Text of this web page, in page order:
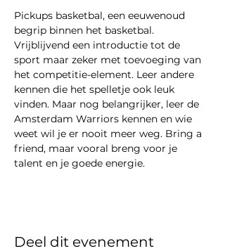
Pickups basketbal, een eeuwenoud
begrip binnen het basketbal.
Vrijblijvend een introductie tot de
sport maar zeker met toevoeging van
het competitie-element. Leer andere
kennen die het spelletje ook leuk
vinden. Maar nog belangrijker, leer de
Amsterdam Warriors kennen en wie
weet wil je er nooit meer weg. Bring a
friend, maar vooral breng voor je
talent en je goede energie.
Deel dit evenement